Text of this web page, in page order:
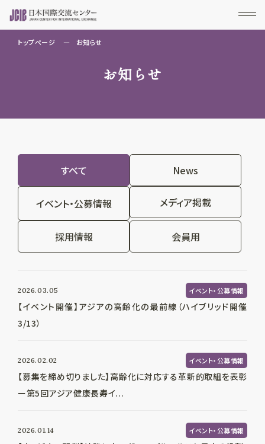
トップページ お知らせ
お知らせ
すべて News
イベント・公募情報 メディア掲載
採用情報 会員用
2026.03.05 イベント・公募情報
【イベント開催】アジアの高齢化の最前線（ハイブリッド開催
3/13）
2026.02.02 イベント・公募情報
【募集を締め切りました】高齢化に対応する革新的取組を表彰
ー第5回アジア健康長寿イ...
2026.01.14 イベント・公募情報